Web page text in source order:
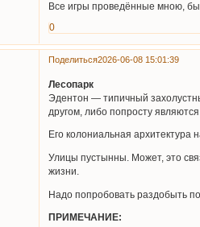
Все игры проведённые мною,
0
Поделиться2026-06-08 15:01:39
Лесопарк
Эдентон — типичный
другом, либо попросту
Его колониальная
Улицы пустынны. Может, это
жизни.
Надо попробовать раздобыть
ПРИМЕЧАНИЕ: